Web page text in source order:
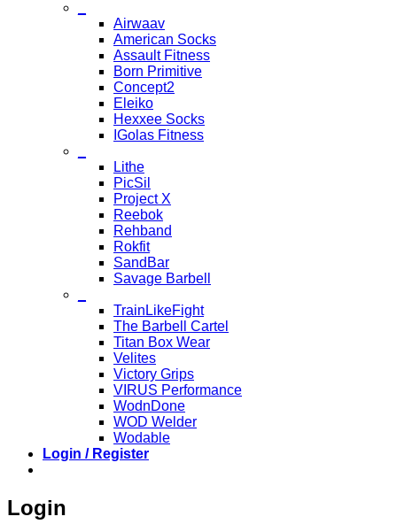
Airwaav
American Socks
Assault Fitness
Born Primitive
Concept2
Eleiko
Hexxee Socks
IGolas Fitness
Lithe
PicSil
Project X
Reebok
Rehband
Rokfit
SandBar
Savage Barbell
TrainLikeFight
The Barbell Cartel
Titan Box Wear
Velites
Victory Grips
VIRUS Performance
WodnDone
WOD Welder
Wodable
Login / Register
Login